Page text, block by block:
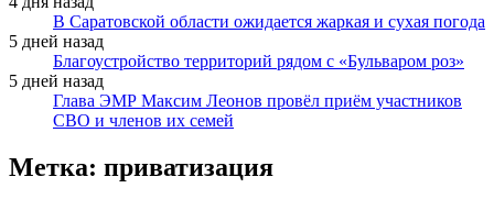
В Саратовской области ожидается жаркая и сухая погода
5 дней назад
Благоустройство территорий рядом с «Бульваром роз»
5 дней назад
Глава ЭМР Максим Леонов провёл приём участников
СВО и членов их семей
Метка: приватизация